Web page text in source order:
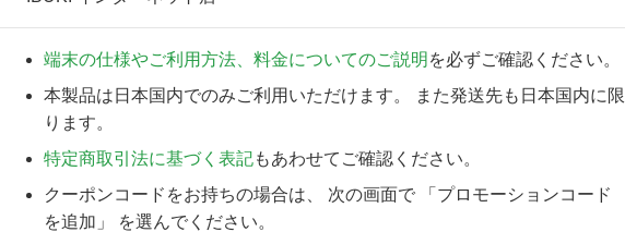
端末の仕様やご利用方法、料金についてのご説明 を必ずご確認ください。
本製品は日本国内でのみご利用いただけます。 また発送先も日本国内に限
ります。
特定商取引法に基づく表記もあわせてご確認ください。
クーポンコードをお持ちの場合は、 次の画面で 「プロモーションコード
を追加」 を選んでください。